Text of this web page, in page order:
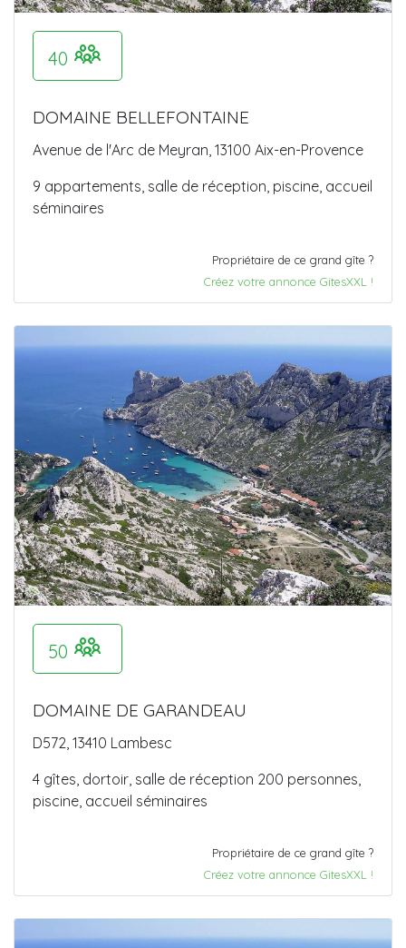
40
DOMAINE BELLEFONTAINE
Avenue de l'Arc de Meyran, 13100 Aix-en-Provence
9 appartements, salle de réception, piscine, accueil
séminaires
Propriétaire de ce grand gîte ?
Créez votre annonce GitesXXL !
50
DOMAINE DE GARANDEAU
D572, 13410 Lambesc
4 gîtes, dortoir, salle de réception 200 personnes,
piscine, accueil séminaires
Propriétaire de ce grand gîte ?
Créez votre annonce GitesXXL !